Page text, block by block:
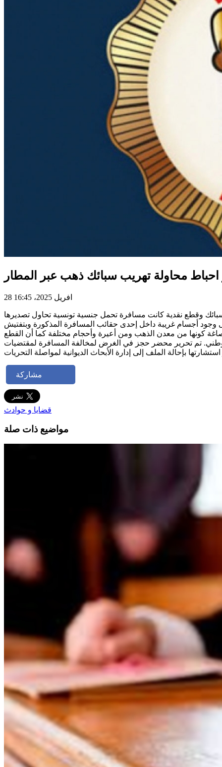
احباط محاولة تهريب سبائك ذهب عبر المطار
28 افريل 2025، 16:45
وقطع نقدية كانت مسافرة تحمل جنسية تونسية تحاول تصديرها
الأمني بمطار المنستير إلى وجود أجسام غريبة داخل إحدى حقائب المسافرة المذكورة وبتفتيش
كما تم التأكد إثر عرضها على أمين الصاغة كونها من معدن الذهب ومن أعيرة وأحجام مختلفة كما أن القطع
إلى خارج التراب الوطني. تم تحرير محضر حجز في الغرض لمخالفة المسافرة لمقتضيات
مشاركة
قضايا و حوادث
مواضيع ذات صلة